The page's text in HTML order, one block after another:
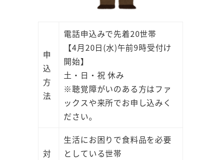
申
込
方
法
電話申込みで先着20世帯
【4月20日(水)午前9時受付け
開始】
土・日・祝 休み
※聴覚障がいのある方はファ
ックスや来所でお申し込みく
ださい。
対
生活にお困りで食料品を必要
としている世帯